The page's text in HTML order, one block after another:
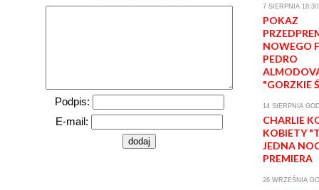
Podpis:
E-mail:
7 SIERPNIA 18:30
POKAZ
NOWEGO
PEDRO
"GORZKIE
14 SIERPNIA
CHARLIE
KOBIETY
JEDNA
PREMIERA
26 WRZEŚNIA